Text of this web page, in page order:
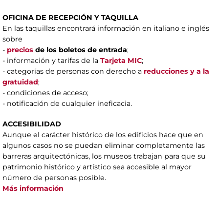
OFICINA DE RECEPCIÓN Y TAQUILLA
En las taquillas encontrará información en italiano e inglés
sobre
- precios de los boletos de entrada;
- información y tarifas de la Tarjeta MIC;
- categorías de personas con derecho a reducciones y a la
gratuidad;
- condiciones de acceso;
- notificación de cualquier ineficacia.
ACCESIBILIDAD
Aunque el carácter histórico de los edificios hace que en
algunos casos no se puedan eliminar completamente las
barreras arquitectónicas, los museos trabajan para que su
patrimonio histórico y artístico sea accesible al mayor
número de personas posible.
Más información